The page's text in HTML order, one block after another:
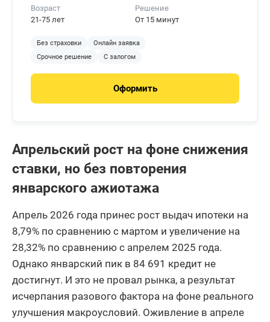
Архангельская
область
1 059
Омская область
Волгоградская
6,22
область без
1 026 10,32
Тульская область 902
24,41
Чувашская
Республика -
897
Забайкальский
край
817 13,31
Белгородская
область
795
Кировская
область
735 16,11
Возраст
21-75 лет
Решение
От 15 минут
Без страховки
Онлайн заявка
Срочное решение
С залогом
Оформить
Апрельский рост на фоне снижения
ставки, но без повторения
январского ажиотажа
Апрель 2026 года принес рост выдач ипотеки на
8,79% по сравнению с мартом и увеличение на
28,32% по сравнению с апрелем 2025 года.
Однако январский пик в 84 691 кредит не
достигнут. И это не провал рынка, а результат
исчерпания разового фактора на фоне реального
улучшения макроусловий. Оживление в апреле